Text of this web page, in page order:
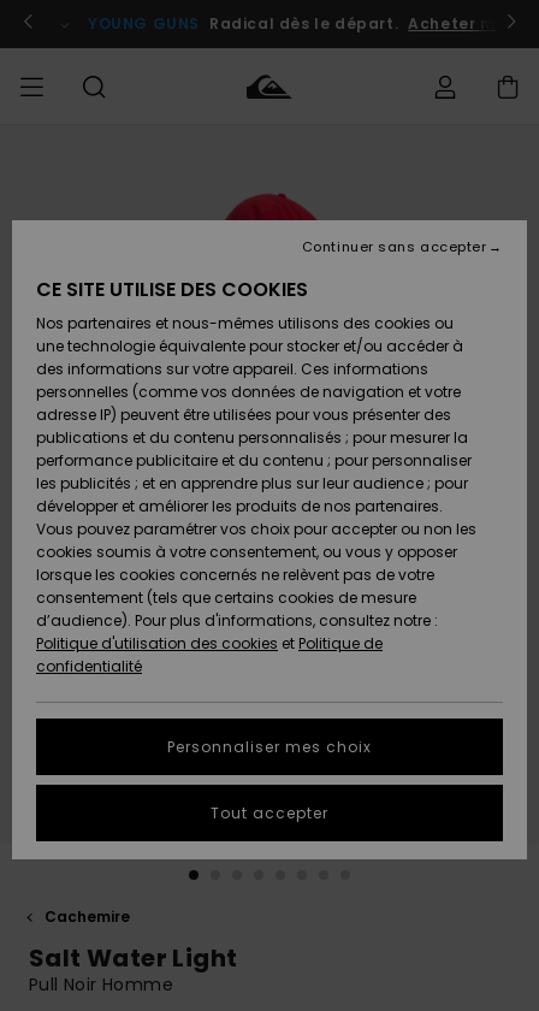
l'information
le
Se connecter / s'inscrire
YOUNG GUNS Radical dès le départ. Acheter
Chaussures
& Tongs
Surf
Snow
Nouveautés
A
Découvrir
Chaussures
& Tongs
Surf
Snow
Nouveautés
A
Découvrir
FEMME
A
Découvrir
Snow
SURF
Homme
Surf
Shop
Enfant
Highlights
Communauté
SNOW
Homme
Snow
Shop
Enfant
Snow
Shop
Femme
A
Découvrir
Communauté
OUTLET
Enfant
Outlet
Femme
AIDE &
CONTACT
commande
Retours
Paiement
Carte
Cadeau
Quiksilver
Freedom
Protection
des
tailles
conversation
plus rapide
à votre
MAGASINS
QUIKSILVER
Cachemire
Salt Water Light
Pull Noir Homme
CE SITE UTILISE DES COOKIES
Nos partenaires et nous-mêmes utilisons des cookies ou
une technologie équivalente pour stocker et/ou accéder à
des informations sur votre appareil. Ces informations
personnelles (comme vos données de navigation et votre
adresse IP) peuvent être utilisées pour vous présenter des
publications et du contenu personnalisés ; pour mesurer la
performance publicitaire et du contenu ; pour personnaliser
les publicités ; et en apprendre plus sur leur audience ; pour
développer et améliorer les produits de nos partenaires.
Vous pouvez paramétrer vos choix pour accepter ou non les
cookies soumis à votre consentement, ou vous y opposer
lorsque les cookies concernés ne relèvent pas de votre
consentement (tels que certains cookies de mesure
d’audience). Pour plus d'informations, consultez notre :
Politique d'utilisation des cookies et Politique de
confidentialité
Personnaliser mes choix
Continuer sans accepter
Tout accepter